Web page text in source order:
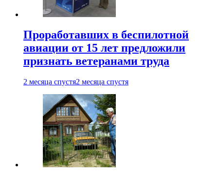
Проработавших в беспилотной
авиации от 15 лет предложили
признать ветеранами труда
2 месяца спустя2 месяца спустя